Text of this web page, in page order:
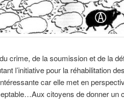
du crime, de la soumission et de la
l’initiative pour la réhabilitation
car elle met en
citoyens de donner un